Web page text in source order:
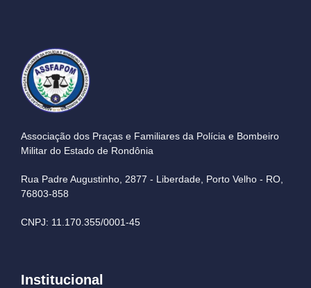
Associação dos Praças e Familiares da Polícia e Bombeiro
Militar do Estado de Rondônia
Rua Padre Augustinho, 2877 - Liberdade, Porto Velho - RO,
76803-858
CNPJ: 11.170.355/0001-45
Institucional